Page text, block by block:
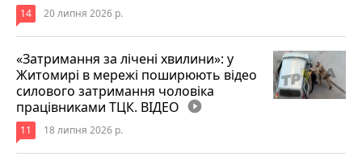
14 20 липня 2026 р.
«Затримання за лічені хвилини»: у
Житомирі в мережі поширюють відео
силового затримання чоловіка
працівниками ТЦК. ВІДЕО play_circle_filled
11 18 липня 2026 р.